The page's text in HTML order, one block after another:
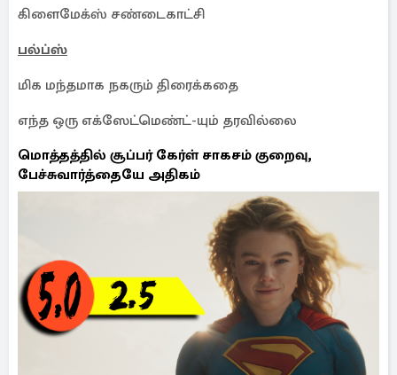
கிளைமேக்ஸ் சண்டைகாட்சி
பல்ப்ஸ்
மிக மந்தமாக நகரும் திரைக்கதை
எந்த ஒரு எக்ஸேட்மெண்ட்-யும் தரவில்லை
மொத்தத்தில் சூப்பர் கேர்ள் சாகசம் குறைவு,
பேச்சுவார்த்தையே அதிகம்